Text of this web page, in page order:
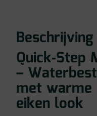
Beschrijving
Quick‑Step
–
met warme
eiken look